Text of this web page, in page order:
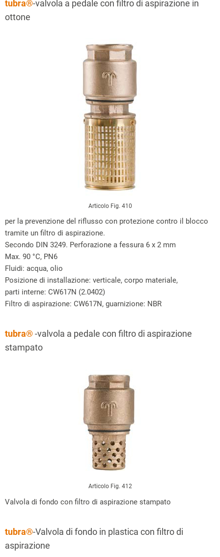
tubra®-valvola a pedale con filtro di aspirazione in
ottone
Articolo Fig. 410
per la prevenzione del riflusso con protezione contro il blocco
tramite un filtro di aspirazione.
Secondo DIN 3249. Perforazione a fessura 6 x 2 mm
Max. 90 °C, PN6
Fluidi: acqua, olio
Posizione di installazione: verticale, corpo materiale,
parti interne: CW617N (2.0402)
Filtro di aspirazione: CW617N, guarnizione: NBR
tubra®-valvola a pedale con filtro di aspirazione
stampato
Articolo Fig. 412
Valvola di fondo con filtro di aspirazione stampato
tubra®-Valvola di fondo in plastica con filtro di
aspirazione